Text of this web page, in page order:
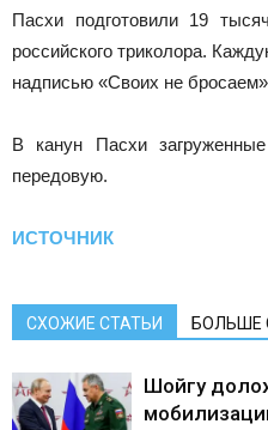
Пасхи подготовили 19
российского триколора.
надписью «Своих не
В канун Пасхи
передовую.
ИСТОЧНИК
СХОЖИЕ СТАТЬИ БОЛЬШЕ
Шойгу